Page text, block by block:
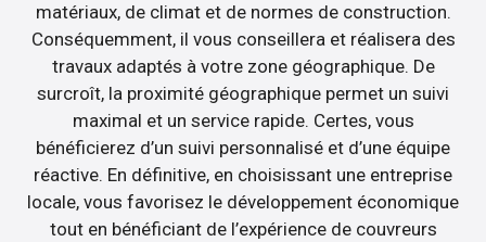
matériaux, de climat et de normes de construction.
Conséquemment, il vous conseillera et réalisera des
travaux adaptés à votre zone géographique. De
surcroît, la proximité géographique permet un suivi
maximal et un service rapide. Certes, vous
bénéficierez d’un suivi personnalisé et d’une équipe
réactive. En définitive, en choisissant une entreprise
locale, vous favorisez le développement économique
tout en bénéficiant de l’expérience de couvreurs